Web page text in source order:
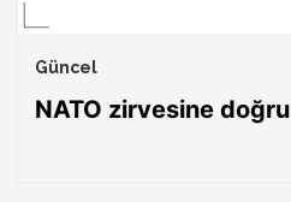
Güncel
NATO zirvesine doğru